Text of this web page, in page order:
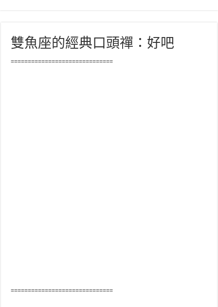
雙魚座的經典口頭禪：好吧
==============================
==============================